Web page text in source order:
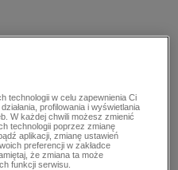
technologii w celu zapewnienia Ci
profilowania i wyświetlania
W każdej chwili możesz zmienić
technologii poprzez zmianę
aplikacji, zmianę ustawień
preferencji w zakładce
że zmiana ta może
funkcji serwisu.